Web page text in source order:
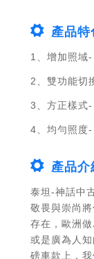
產品型
FR632-
FR632-
產品特
1、增加照域-
2、雙功能切
3、方正樣式
4、均勻照度